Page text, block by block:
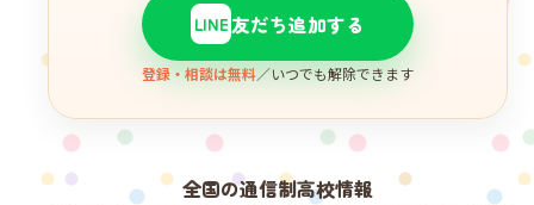
LINE友だち追加する
登録・相談は無料／いつでも解除できます
全国の通信制高校情報